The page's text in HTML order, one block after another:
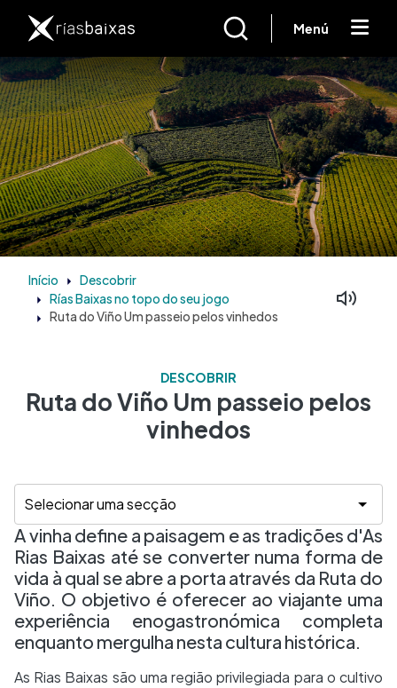
Menú
Início
Descobrir
Rías Baixas no topo do seu jogo
Ruta do Viño Um passeio pelos vinhedos
DESCOBRIR
Ruta do Viño Um passeio pelos
vinhedos
A vinha define a paisagem e as tradições d'As
Rias Baixas até se converter numa forma de
vida à qual se abre a porta através da Ruta do
Viño. O objetivo é oferecer ao viajante uma
experiência enogastronómica completa
enquanto mergulha nesta cultura histórica.
As Rias Baixas são uma região privilegiada para o cultivo